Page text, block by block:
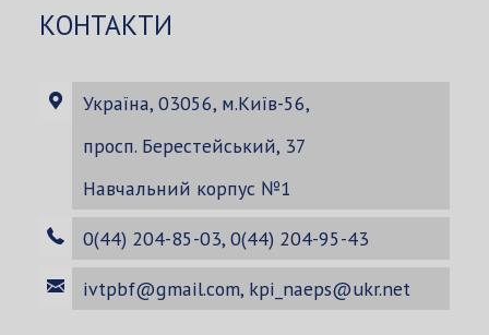
КОНТАКТИ
Україна, 03056, м.Київ-56,
просп. Берестейський, 37
Навчальний корпус №1
0(44) 204-85-03, 0(44) 204-95-43
ivtpbf@gmail.com, kpi_naeps@ukr.net